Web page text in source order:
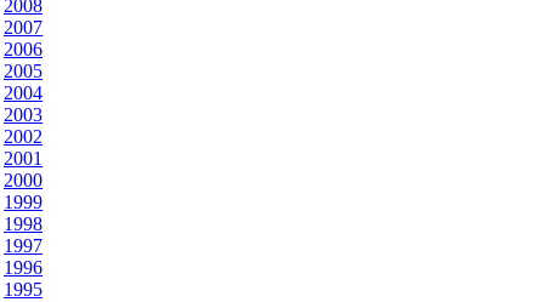
2008
2007
2006
2005
2004
2003
2002
2001
2000
1999
1998
1997
1996
1995